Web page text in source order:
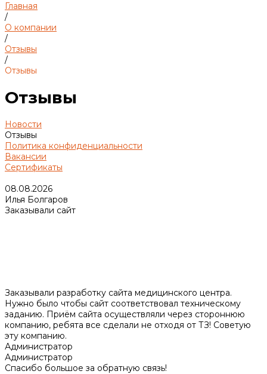
Главная
/
О компании
/
Отзывы
/
Отзывы
Отзывы
Новости
Отзывы
Политика конфиденциальности
Вакансии
Сертификаты
08.08.2026
Илья Болгаров
Заказывали сайт
Заказывали разработку сайта медицинского центра.
Нужно было чтобы сайт соответствовал техническому
заданию. Приём сайта осуществляли через стороннюю
компанию, ребята все сделали не отходя от ТЗ! Советую
эту компанию.
Администратор
Администратор
Спасибо большое за обратную связь!